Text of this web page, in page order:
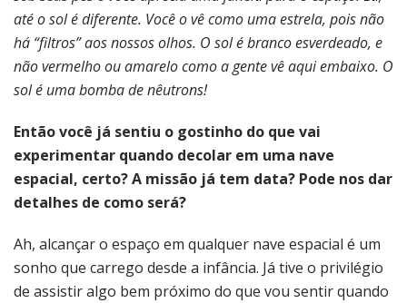
até o sol é diferente. Você o vê como uma estrela, pois não
há “filtros” aos nossos olhos. O sol é branco esverdeado, e
não vermelho ou amarelo como a gente vê aqui embaixo. O
sol é uma bomba de nêutrons!
Então você já sentiu o gostinho do que vai
experimentar quando decolar em uma nave
espacial, certo? A missão já tem data? Pode nos dar
detalhes de como será?
Ah, alcançar o espaço em qualquer nave espacial é um
sonho que carrego desde a infância. Já tive o privilégio
de assistir algo bem próximo do que vou sentir quando